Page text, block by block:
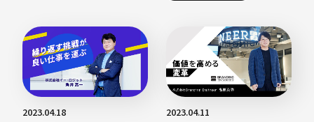
2023.04.18
2023.04.11